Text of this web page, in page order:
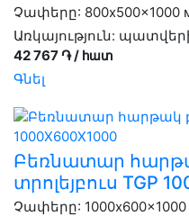
Չափերը: 800x500x1000
Առկայություն:
42 767 ֏ / հատ
Գնել
Բեռնատար
տրոլեյբուս TGP
Չափերը: